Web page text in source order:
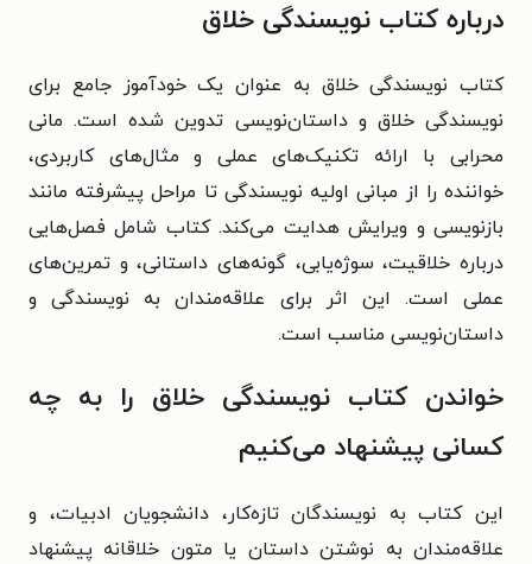
درباره کتاب نویسندگی خلاق
کتاب نویسندگی خلاق به عنوان یک خودآموز جامع برای
نویسندگی خلاق و داستان‌نویسی تدوین شده است. مانی
محرابی با ارائه تکنیک‌های عملی و مثال‌های کاربردی،
خواننده را از مبانی اولیه نویسندگی تا مراحل پیشرفته مانند
بازنویسی و ویرایش هدایت می‌کند. کتاب شامل فصل‌هایی
درباره خلاقیت، سوژه‌یابی، گونه‌های داستانی، و تمرین‌های
عملی است. این اثر برای علاقه‌مندان به نویسندگی و
داستان‌نویسی مناسب است.
خواندن کتاب نویسندگی خلاق را به چه
کسانی پیشنهاد می‌کنیم
این کتاب به نویسندگان تازه‌کار، دانشجویان ادبیات، و
علاقه‌مندان به نوشتن داستان یا متون خلاقانه پیشنهاد